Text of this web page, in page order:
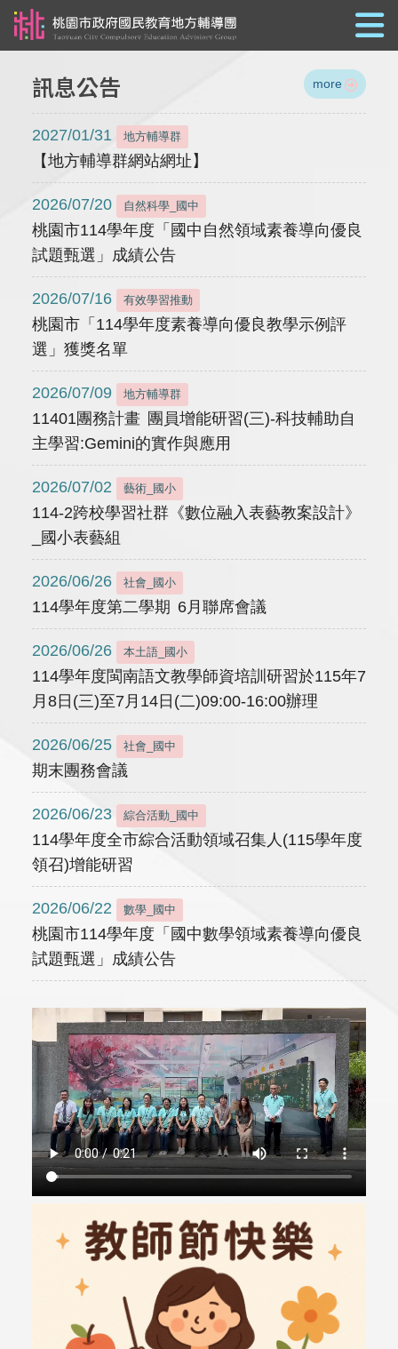
訊息公告 more
2027/01/31 地方輔導群
【地方輔導群網站網址】
2026/07/20 自然科學_國中
桃園市114學年度「國中自然領域素養導向優良
試題甄選」成績公告
2026/07/16 有效學習推動
桃園市「114學年度素養導向優良教學示例評
選」獲獎名單
2026/07/09 地方輔導群
11401團務計畫 團員增能研習(三)-科技輔助自
主學習:Gemini的實作與應用
2026/07/02 藝術_國小
114-2跨校學習社群《數位融入表藝教案設計》
_國小表藝組
2026/06/26 社會_國小
114學年度第二學期 6月聯席會議
2026/06/26 本土語_國小
114學年度閩南語文教學師資培訓研習於115年7
月8日(三)至7月14日(二)09:00-16:00辦理
2026/06/25 社會_國中
期末團務會議
2026/06/23 綜合活動_國中
114學年度全市綜合活動領域召集人(115學年度
領召)增能研習
2026/06/22 數學_國中
桃園市114學年度「國中數學領域素養導向優良
試題甄選」成績公告